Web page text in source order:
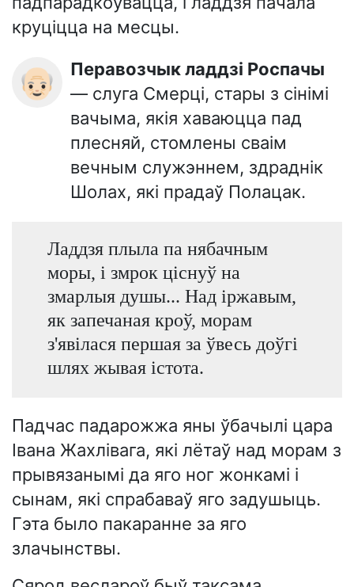
круціцца на месцы.
👴🏻
Перавозчык ладдзі Роспачы
— слуга Смерці, стары з сінімі
вачыма, якія хаваюцца пад
плесняй, стомлены сваім
вечным служэннем, здраднік
Шолах, які прадаў Полацак.
Ладдзя плыла па нябачным
моры, і змрок ціснуў на
змарлыя душы... Над іржавым,
як запечаная кроў, морам
з'явілася першая за ўвесь доўгі
шлях жывая істота.
Падчас падарожжа яны ўбачылі цара
Івана Жахлівага, які лётаў над морам з
прывязанымі да яго ног жонкамі і
сынам, які спрабаваў яго задушыць.
Гэта было пакаранне за яго
злачынствы.